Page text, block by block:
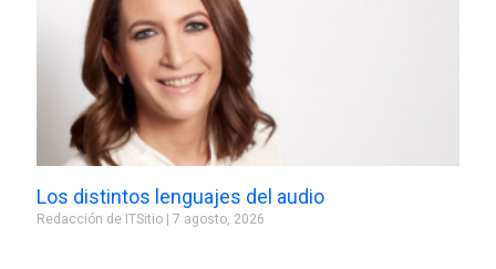
Los distintos lenguajes del audio
Redacción de ITSitio 7 agosto, 2026